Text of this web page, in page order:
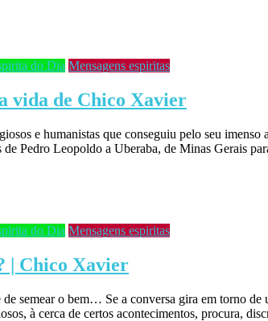
do Dia Mensagens espiritas
vida de Chico Xavier
e humanistas que conseguiu pelo seu
de Pedro Leopoldo a Uberaba, de Minas Gerais
do Dia Mensagens espiritas
| Chico Xavier
semear o bem… Se a conversa gira em torno
à cerca de certos acontecimentos, procura,